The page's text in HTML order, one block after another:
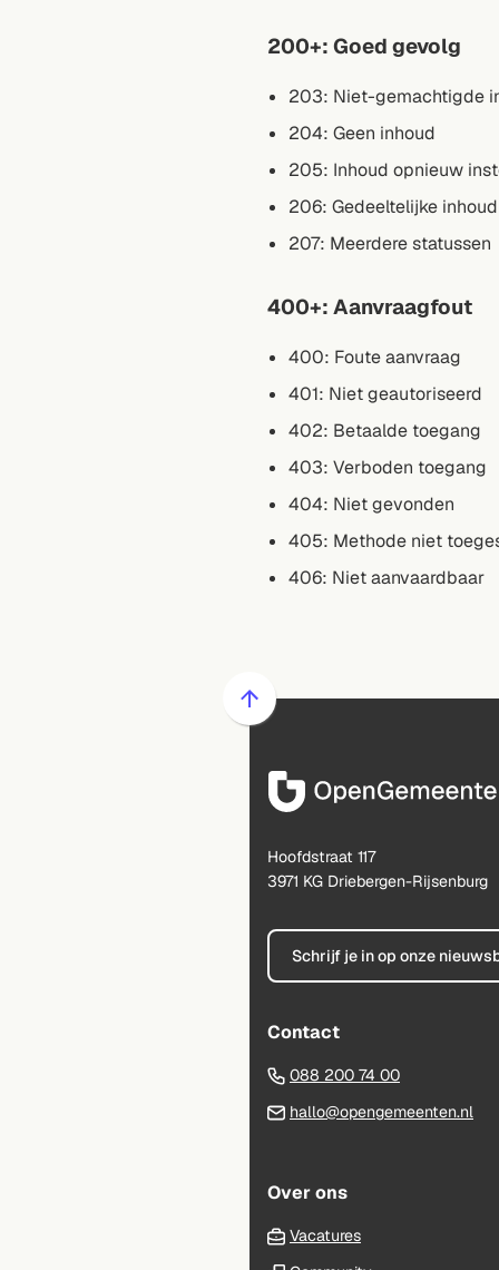
200+: Goed gevolg
203: Niet-gemachtigde
204: Geen inhoud
205: Inhoud opnieuw
206: Gedeeltelijke inhoud
207: Meerdere statussen
400+: Aanvraagfout
400: Foute aanvraag
401: Niet geautoriseerd
402: Betaalde toegang
403: Verboden toegang
404: Niet gevonden
405: Methode niet
406: Niet aanvaardbaar
Scroll
boven
naar
begin
van
paginainhoud
Hoofdstraat 117
3971 KG Driebergen-Rijsenburg
Schrijf je in op onze
Contact
088 200 74 00(Verwijst
naar
hallo@opengemeenten.nl
Over ons
Vacatures